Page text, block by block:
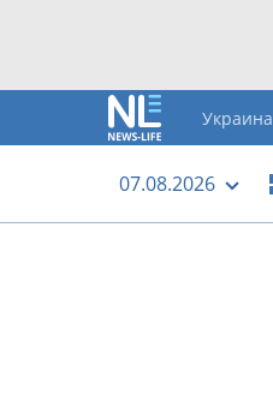
Украина
07.08.2026